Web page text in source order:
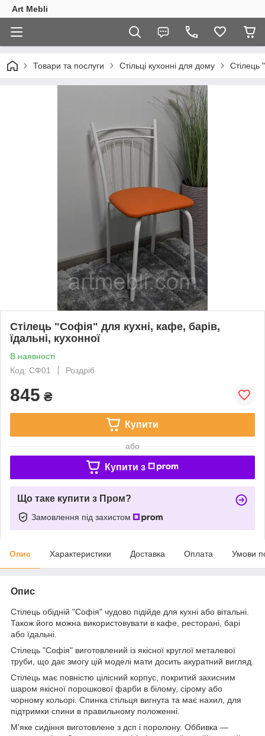
Art Mebli
Товари та послуги Стільці кухонні для дому Стілець
Стілець "Софія" для кухні, кафе, барів,
їдальні, кухонної
В наявності
Код: СФ01
Роздріб
845 ₴
Купити
або
Купити з
Що таке купити з Пром?
Замовлення під захистом
Опис Характеристики Доставка Оплата Умови
Опис
Стілець обідній "Софія" чудово підійде для кухні або вітальні.
Також його можна використовувати в кафе, ресторані, барі
або їдальні.
Стілець "Софія" виготовлений із якісної круглої металевої
труби, що дає змогу цій моделі мати досить акуратний вигляд.
Стілець має повністю цілісний корпус, покритий захисним
шаром якісної порошкової фарби в білому, сірому або
чорному кольорі. Спинка стільця вигнута та має нахил, для
підтримки спини в правильному положенні.
М'яке сидіння виготовлене з дсп і поролону. Оббивка —